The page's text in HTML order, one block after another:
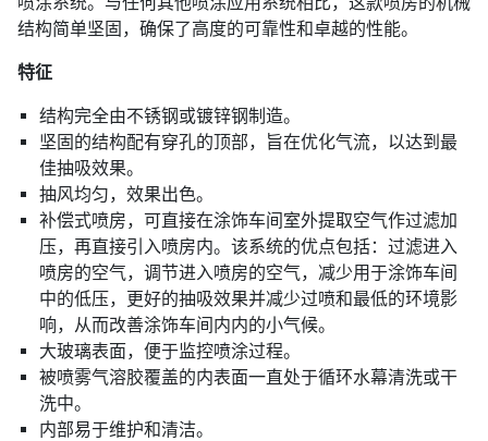
结构简单坚固，确保了高度的可靠性和卓越的性能。
特征
结构完全由不锈钢或镀锌钢制造。
坚固的结构配有穿孔的顶部，旨在优化气流，以达到最
佳抽吸效果。
抽风均匀，效果出色。
补偿式喷房，可直接在涂饰车间室外提取空气作过滤加
压，再直接引入喷房内。该系统的优点包括：过滤进入
喷房的空气，调节进入喷房的空气，减少用于涂饰车间
中的低压，更好的抽吸效果并减少过喷和最低的环境影
响，从而改善涂饰车间内内的小气候。
大玻璃表面，便于监控喷涂过程。
被喷雾气溶胶覆盖的内表面一直处于循环水幕清洗或干
洗中。
内部易于维护和清洁。